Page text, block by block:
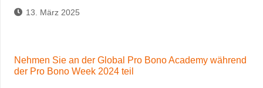
13. März 2025
Nehmen Sie an der Global Pro Bono Academy während
der Pro Bono Week 2024 teil